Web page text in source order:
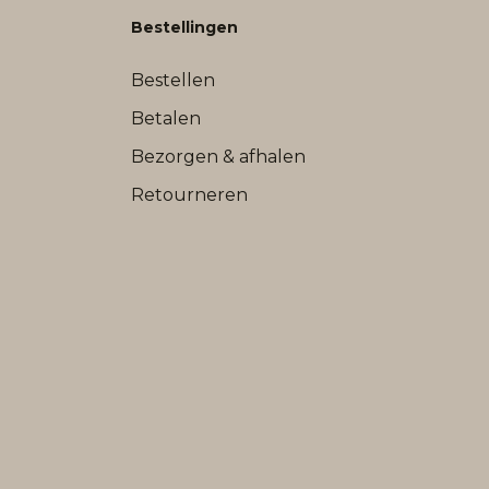
Bestellingen
Bestellen
Betalen
Bezorgen & afhalen
Retourneren